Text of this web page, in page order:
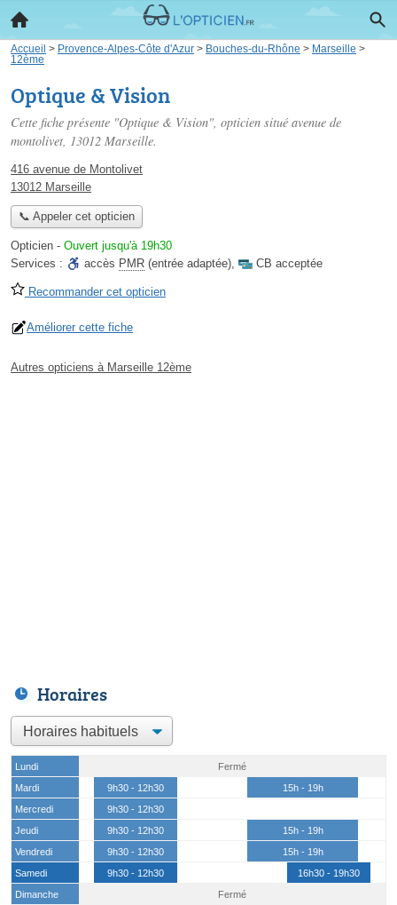
Accueil > Provence-Alpes-Côte d'Azur > Bouches-du-Rhône > Marseille >
12ème
Optique & Vision
Cette fiche présente "Optique & Vision", opticien situé avenue de
montolivet, 13012 Marseille.
416 avenue de Montolivet
13012 Marseille
📞 Appeler cet opticien
Opticien - Ouvert jusqu'à 19h30
Services :
accès PMR (entrée adaptée), CB acceptée
Recommander cet opticien
Améliorer cette fiche
Autres opticiens à Marseille 12ème
Horaires
Lundi
Fermé
Mardi
9h30 - 12h30
15h - 19h
Mercredi
9h30 - 12h30
Jeudi
9h30 - 12h30
15h - 19h
Vendredi
9h30 - 12h30
15h - 19h
Samedi
9h30 - 12h30
16h30 - 19h30
Dimanche
Fermé